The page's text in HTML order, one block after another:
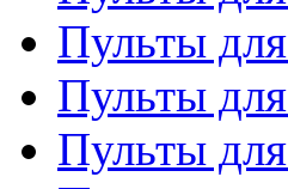
Пульты
Пульты
Пульты